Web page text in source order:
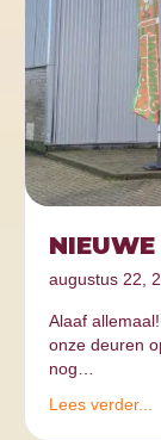
augustus 22,
Alaaf
onze deuren
nog…
Lees verder...